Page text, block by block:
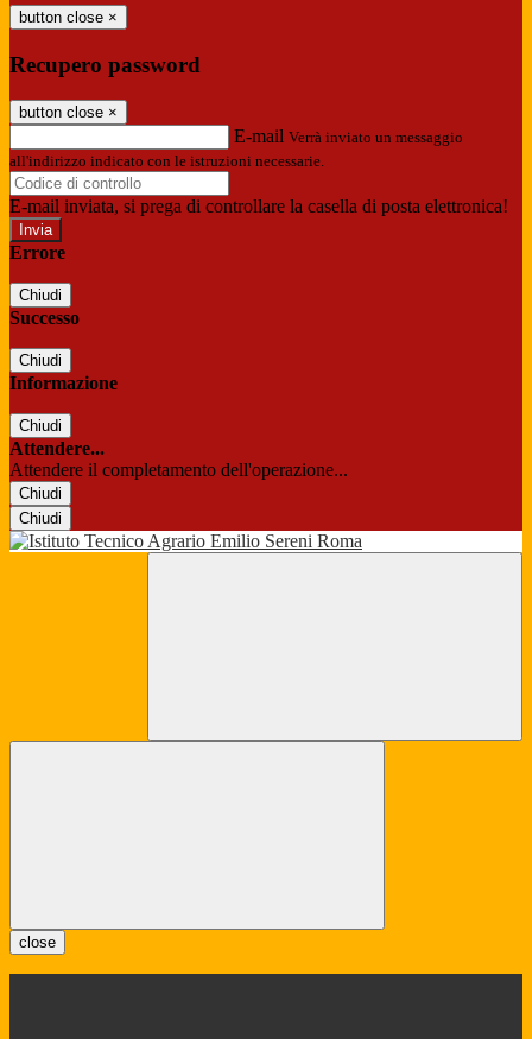
button close ×
Recupero password
button close ×
E-mail Verrà inviato un messaggio
all'indirizzo indicato con le istruzioni necessarie.
E-mail inviata, si prega di controllare la casella di posta elettronica!
Errore
Chiudi
Successo
Chiudi
Informazione
Chiudi
Attendere...
Attendere il completamento dell'operazione...
Chiudi
Chiudi
close